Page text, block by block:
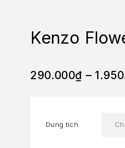
Kenzo
290.000₫ –
Dung tích